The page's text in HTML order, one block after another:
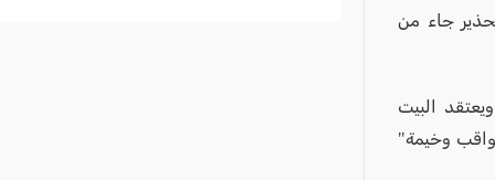
جاء من
البيت
وخيمة"